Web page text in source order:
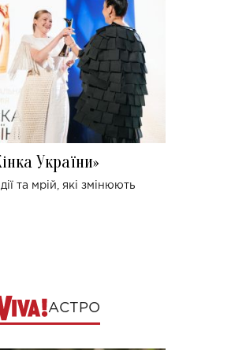
України»
дії та мрій, які змінюють
АСТРО